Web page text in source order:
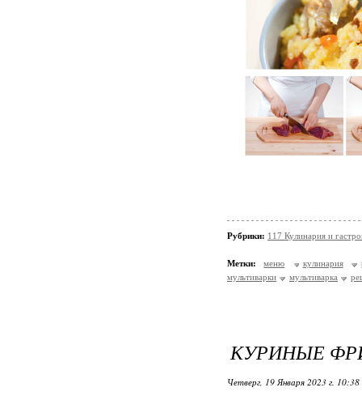
Рубрики: 117 Кулинария и
Метки: меню кулинария
мультиварки
мультиварка
КУРИНЫЕ
Четверг, 19 Января 2023 г. 10:38